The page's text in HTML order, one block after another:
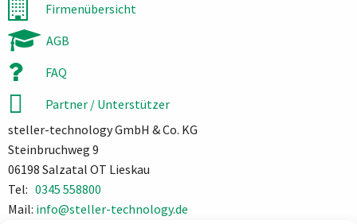
Firmenübersicht
AGB
FAQ
Partner / Unterstützer
steller-technology GmbH & Co. KG
Steinbruchweg 9
06198 Salzatal OT Lieskau
Tel: 0345 558800
Mail: info@steller-technology.de